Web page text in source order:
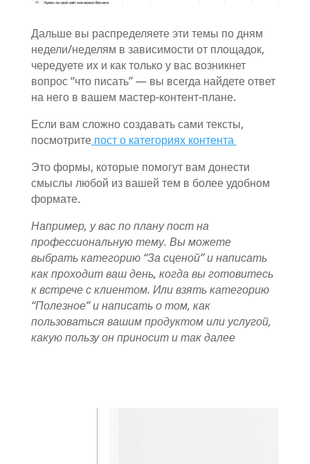
Дальше вы распределяете эти темы по дням
недели/неделям в зависимости от площадок,
чередуете их и как только у вас возникнет
вопрос “что писать” — вы всегда найдете ответ
на него в вашем мастер-контент-плане.
Если вам сложно создавать сами тексты,
посмотритепост о категориях контента
Это формы, которые помогут вам донести
смыслы любой из вашей тем в более удобном
формате.
Например, у вас по плану пост на
профессиональную тему. Вы можете
выбрать категорию “За сценой” и написать
как проходит ваш день, когда вы готовитесь
к встрече с клиентом. Или взять категорию
“Полезное” и написать о том, как
пользоваться вашим продуктом или услугой,
какую пользу он приносит и так далее